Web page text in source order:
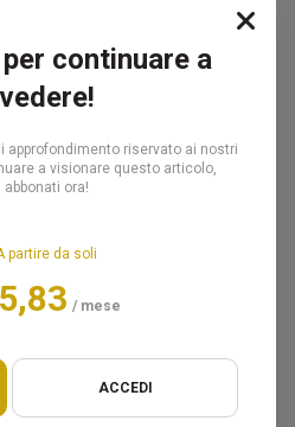
continuare a
vedere!
approfondimento riservato ai nostri
a visionare questo articolo,
abbonati ora!
partire da soli
/ mese
ACCEDI